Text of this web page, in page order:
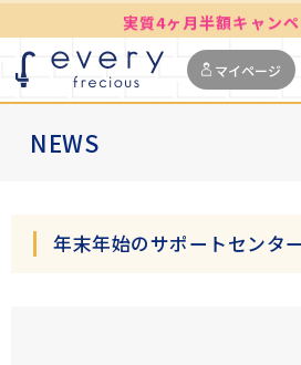
実質4ヶ月半額キャン
送料無料
最短
マイページ
NEWS
年末年始のサポートセンタ